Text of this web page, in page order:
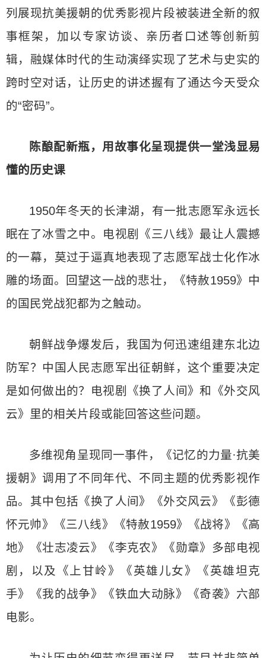
列展现抗美援朝的优秀影视片段被装进全新的叙
事框架，加以专家访谈、亲历者口述等创新剪
辑，融媒体时代的生动演绎实现了艺术与史实的
跨时空对话，让历史的讲述握有了通达今天受众
的“密码”。
陈酿配新瓶，用故事化呈现提供一堂浅显易
懂的历史课
1950年冬天的长津湖，有一批志愿军永远长
眠在了冰雪之中。电视剧《三八线》最让人震撼
的一幕，莫过于逼真地表现了志愿军战士化作冰
雕的场面。回望这一战的悲壮，《特赦1959》中
的国民党战犯都为之触动。
朝鲜战争爆发后，我国为何迅速组建东北边
防军？中国人民志愿军出征朝鲜，这个重要决定
是如何做出的？电视剧《换了人间》和《外交风
云》里的相关片段或能回答这些问题。
多维视角呈现同一事件，《记忆的力量·抗美
援朝》调用了不同年代、不同主题的优秀影视作
品。其中包括《换了人间》《外交风云》《彭德
怀元帅》《三八线》《特赦1959》《战将》《高
地》《壮志凌云》《李克农》《勋章》多部电视
剧，以及《上甘岭》《英雄儿女》《英雄坦克
手》《我的战争》《铁血大动脉》《奇袭》六部
电影。